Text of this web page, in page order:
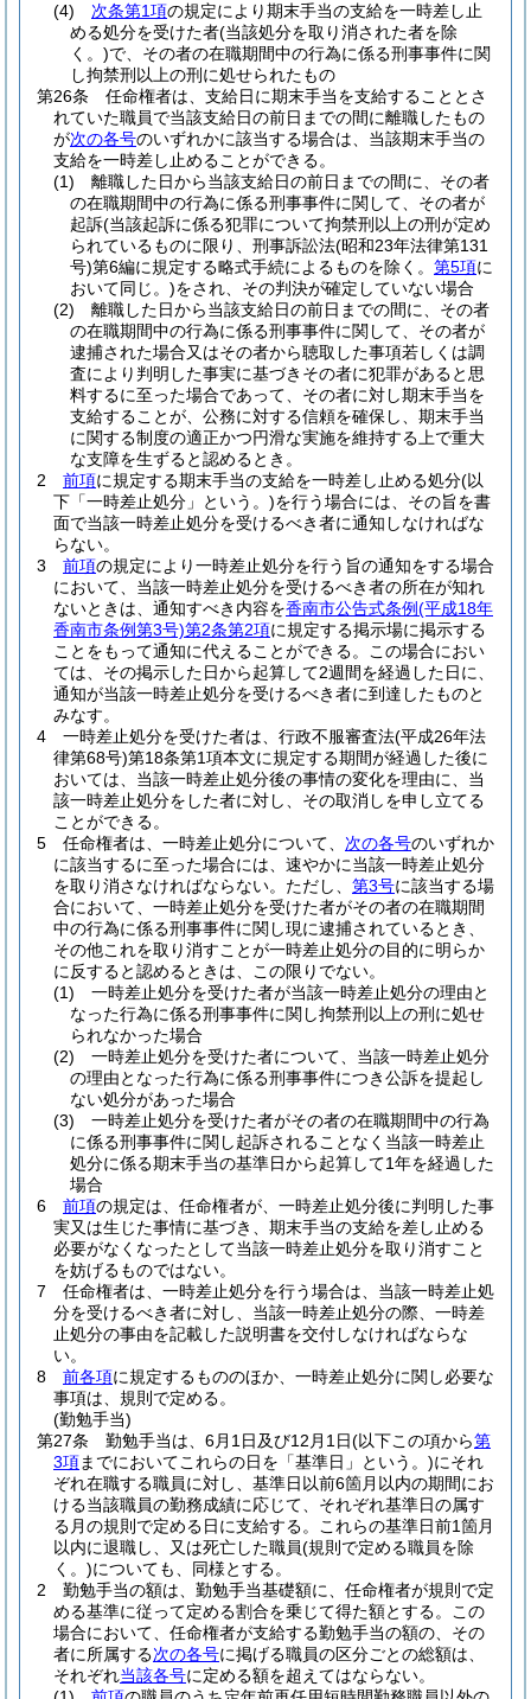
(4)
次条第1項の規定により期末手当の支給を一時差し止
める処分を受けた者(当該処分を取り消された者を除
く。)で、その者の在職期間中の行為に係る刑事事件に関
し拘禁刑以上の刑に処せられたもの
第26条
任命権者は、支給日に期末手当を支給することとさ
れていた職員で当該支給日の前日までの間に離職したもの
が次の各号のいずれかに該当する場合は、当該期末手当の
支給を一時差し止めることができる。
(1)
離職した日から当該支給日の前日までの間に、その者
の在職期間中の行為に係る刑事事件に関して、その者が
起訴(当該起訴に係る犯罪について拘禁刑以上の刑が定め
られているものに限り、刑事訴訟法(昭和23年法律第131
号)第6編に規定する略式手続によるものを除く。 第5項に
おいて同じ。)をされ、その判決が確定していない場合
(2)
離職した日から当該支給日の前日までの間に、その者
の在職期間中の行為に係る刑事事件に関して、その者が
逮捕された場合又はその者から聴取した事項若しくは調
査により判明した事実に基づきその者に犯罪があると思
料するに至った場合であって、その者に対し期末手当を
支給することが、公務に対する信頼を確保し、期末手当
に関する制度の適正かつ円滑な実施を維持する上で重大
な支障を生ずると認めるとき。
2
前項に規定する期末手当の支給を一時差し止める処分(以
下「一時差止処分」という。)を行う場合には、その旨を書
面で当該一時差止処分を受けるべき者に通知しなければな
らない。
3
前項の規定により一時差止処分を行う旨の通知をする場合
において、当該一時差止処分を受けるべき者の所在が知れ
ないときは、通知すべき内容を香南市公告式条例(平成18年
香南市条例第3号)第2条第2項に規定する掲示場に掲示する
ことをもって通知に代えることができる。
この場合におい
ては、その掲示した日から起算して2週間を経過した日に、
通知が当該一時差止処分を受けるべき者に到達したものと
みなす。
4
一時差止処分を受けた者は、行政不服審査法(平成26年法
律第68号)第18条第1項本文に規定する期間が経過した後に
おいては、当該一時差止処分後の事情の変化を理由に、当
該一時差止処分をした者に対し、その取消しを申し立てる
ことができる。
5
任命権者は、一時差止処分について、 次の各号のいずれか
に該当するに至った場合には、速やかに当該一時差止処分
を取り消さなければならない。 ただし、 第3号に該当する場
合において、一時差止処分を受けた者がその者の在職期間
中の行為に係る刑事事件に関し現に逮捕されているとき、
その他これを取り消すことが一時差止処分の目的に明らか
に反すると認めるときは、この限りでない。
(1)
一時差止処分を受けた者が当該一時差止処分の理由と
なった行為に係る刑事事件に関し拘禁刑以上の刑に処せ
られなかった場合
(2)
一時差止処分を受けた者について、当該一時差止処分
の理由となった行為に係る刑事事件につき公訴を提起し
ない処分があった場合
(3)
一時差止処分を受けた者がその者の在職期間中の行為
に係る刑事事件に関し起訴されることなく当該一時差止
処分に係る期末手当の基準日から起算して1年を経過した
場合
6
前項の規定は、任命権者が、一時差止処分後に判明した事
実又は生じた事情に基づき、期末手当の支給を差し止める
必要がなくなったとして当該一時差止処分を取り消すこと
を妨げるものではない。
7
任命権者は、一時差止処分を行う場合は、当該一時差止処
分を受けるべき者に対し、当該一時差止処分の際、一時差
止処分の事由を記載した説明書を交付しなければならな
い。
8
前各項に規定するもののほか、一時差止処分に関し必要な
事項は、規則で定める。
(勤勉手当)
第27条
勤勉手当は、6月1日及び12月1日(以下この項から第
3項までにおいてこれらの日を「基準日」という。)にそれ
ぞれ在職する職員に対し、基準日以前6箇月以内の期間にお
ける当該職員の勤務成績に応じて、それぞれ基準日の属す
る月の規則で定める日に支給する。
これらの基準日前1箇月
以内に退職し、又は死亡した職員(規則で定める職員を除
く。)についても、同様とする。
2
勤勉手当の額は、勤勉手当基礎額に、任命権者が規則で定
める基準に従って定める割合を乗じて得た額とする。
この
場合において、任命権者が支給する勤勉手当の額の、その
者に所属する次の各号に掲げる職員の区分ごとの総額は、
それぞれ当該各号に定める額を超えてはならない。